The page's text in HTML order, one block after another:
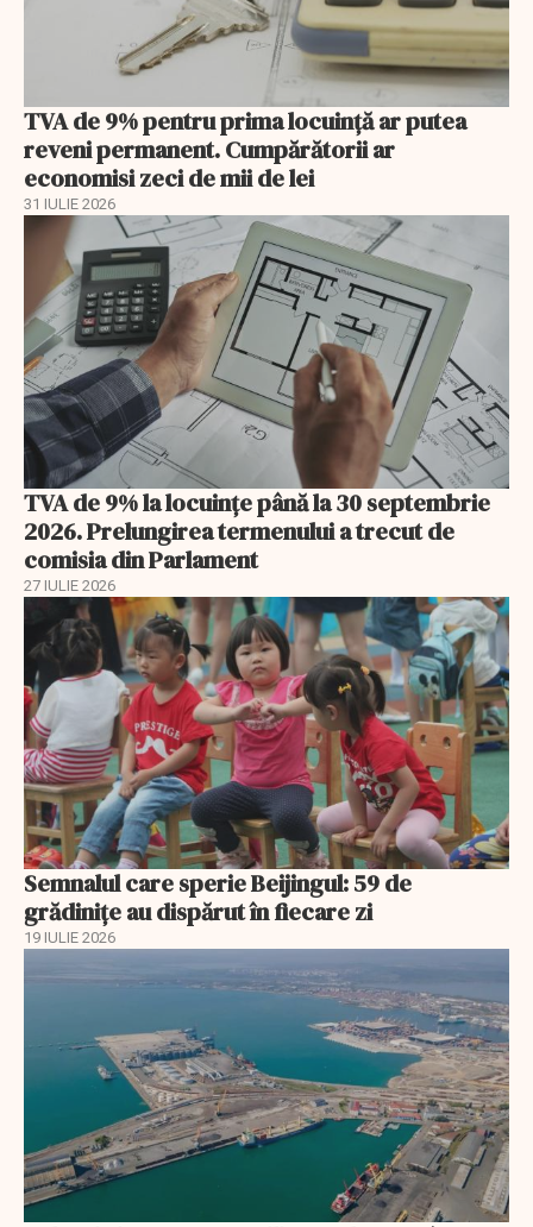
TVA de 9% pentru prima locuință ar putea
reveni permanent. Cumpărătorii ar
economisi zeci de mii de lei
31 IULIE 2026
TVA de 9% la locuințe până la 30 septembrie
2026. Prelungirea termenului a trecut de
comisia din Parlament
27 IULIE 2026
Semnalul care sperie Beijingul: 59 de
grădinițe au dispărut în fiecare zi
19 IULIE 2026